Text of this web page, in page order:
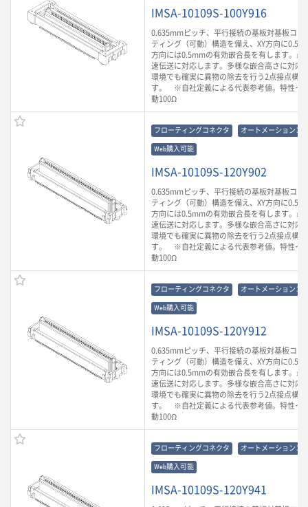
IMSA-10109S-100Y916
0.635mmピッチ、平行接続の基板対基板コネ
ティング（可動）構造を備え、XY方向に
方向には0.5mmの有効嵌合長を有します。
速伝送に対応します。多様な嵌合高さに対応
環境でも確実に異物の除去を行う2点接点構
す。 ※自社定義による代表参考値。特性イ
動100Ω
フローティングコネクタ オートメーションコ
Web購入可能
IMSA-10109S-120Y902
0.635mmピッチ、平行接続の基板対基板コネ
ティング（可動）構造を備え、XY方向に
方向には0.5mmの有効嵌合長を有します。
速伝送に対応します。多様な嵌合高さに対応
環境でも確実に異物の除去を行う2点接点構
す。 ※自社定義による代表参考値。特性イ
動100Ω
フローティングコネクタ オートメーションコ
Web購入可能
IMSA-10109S-120Y912
0.635mmピッチ、平行接続の基板対基板コネ
ティング（可動）構造を備え、XY方向に
方向には0.5mmの有効嵌合長を有します。
速伝送に対応します。多様な嵌合高さに対応
環境でも確実に異物の除去を行う2点接点構
す。 ※自社定義による代表参考値。特性イ
動100Ω
フローティングコネクタ オートメーションコ
Web購入可能
IMSA-10109S-120Y941